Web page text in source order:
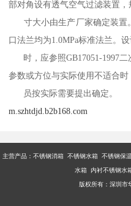
部对角设有透气空气过滤装置
寸大小由生产厂家确定装置
口法兰均为1.0MPa标准法兰。
时，应参照GB17051-1997二
参数或方位与实际使用不适合
员按实际需要提出确定。
m.szhtdjd.b2b168.com
主营产品：不锈钢消箱 不锈钢水箱 不锈钢保
水箱 内衬不锈钢水
版权所有：深圳市